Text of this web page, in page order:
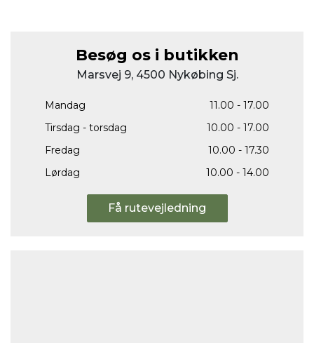
Besøg os i butikken
Marsvej 9, 4500 Nykøbing Sj.
Mandag
11.00 - 17.00
Tirsdag - torsdag
10.00 - 17.00
Fredag
10.00 - 17.30
Lørdag
10.00 - 14.00
Få rutevejledning